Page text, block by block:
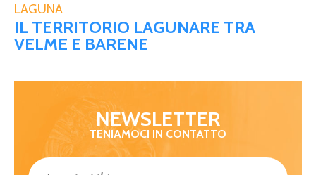
LAGUNA
IL TERRITORIO LAGUNARE TRA
VELME E BARENE
NEWSLETTER
TENIAMOCI IN CONTATTO